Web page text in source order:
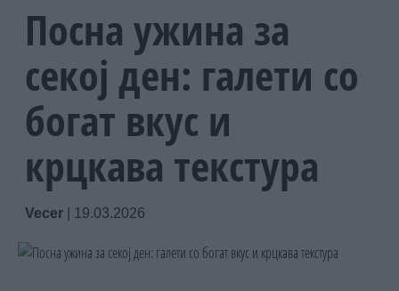
Посна ужина за
секој ден: галети со
богат вкус и
крцкава текстура
Vecer 19.03.2026